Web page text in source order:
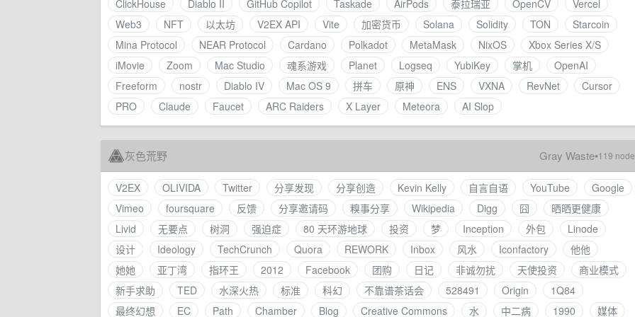
ClickHouse Diablo II GitHub Copilot Taskade AirPods 泰拉瑞亚 OpenCV
Vercel
Web3
NFT 以太坊 V2EX API Vite 加密货币 Solana Solidity TON
Starcoin
Mina Protocol
NEAR Protocol Cardano Polkadot MetaMask NixOS
Xbox Series X/S
iMovie
Zoom Mac Studio 魂系游戏 Planet Logseq YubiKey 掌机
OpenAI
Freeform
nostr Diablo IV Mac OS 9 拼车 原神 ENS VXNA RevNet
Cursor
PRO
Claude Faucet ARC Raiders X Layer Meteora AI Slop
灰色荒野 Gray Waste•119
V2EX OLIVIDA Twitter 分享发现 分享创造 Kevin Kelly 自言自语 YouTube
Google
Vimeo
foursquare 反馈 分享邀请码 糗事分享 Wikipedia Digg 囧
晒晒更健康
Livid
无要点 树洞 强迫症 80 天环游地球 投资 梦 Inception 外包
Linode
设计
Ideology TechCrunch Quora REWORK Inbox 风水 Iconfactory
他他
她她
亚丁湾 指环王 2012 Facebook 团购 日记 非诚勿扰 天使投资
商业模式
新手求助
TED 水深火热 标准 科幻 不靠谱茶话会 528491 Origin
1Q84
最终幻想
EC Path Chamber Blog Creative Commons 水 中二病 1990 媒体